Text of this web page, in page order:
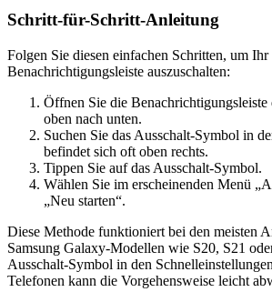
Schritt-für-Schritt-Anleitung
Folgen Sie diesen einfachen Schritten, um
Benachrichtigungsleiste auszuschalten:
Öffnen Sie die
oben nach unten.
Suchen Sie das Ausschalt-Symbol in
befindet sich oft oben rechts.
Tippen Sie auf das Ausschalt-Symbol.
Wählen Sie im erscheinenden Menü
„Neu starten“.
Diese Methode funktioniert bei den meisten
Samsung Galaxy-Modellen wie S20, S21
Ausschalt-Symbol in den
Telefonen kann die Vorgehensweise leicht